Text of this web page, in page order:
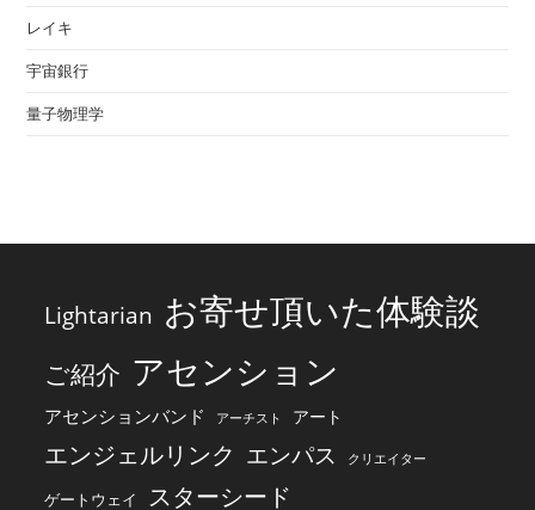
レイキ
宇宙銀行
量子物理学
Lightarian お寄せ頂いた体験談
ご紹介 アセンション
アセンションバンド アーチスト アート
エンジェルリンク エンパス クリエイター
ゲートウェイ スターシード